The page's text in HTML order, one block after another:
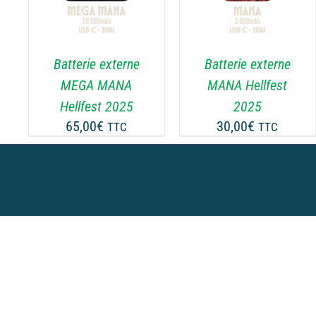
Batterie externe
MEGA MANA
Hellfest 2025
65,00€ TTC
Batterie externe
MANA Hellfest
2025
30,00€ TTC